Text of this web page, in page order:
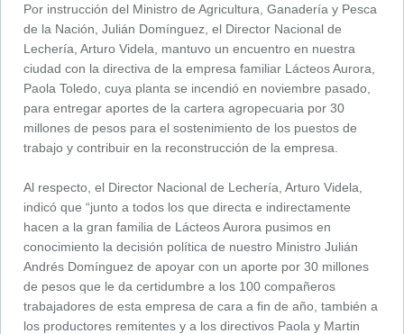
Por instrucción del Ministro de Agricultura, Ganadería y Pesca
de la Nación, Julián Domínguez, el Director Nacional de
Lechería, Arturo Videla, mantuvo un encuentro en nuestra
ciudad con la directiva de la empresa familiar Lácteos Aurora,
Paola Toledo, cuya planta se incendió en noviembre pasado,
para entregar aportes de la cartera agropecuaria por 30
millones de pesos para el sostenimiento de los puestos de
trabajo y contribuir en la reconstrucción de la empresa.
Al respecto, el Director Nacional de Lechería, Arturo Videla,
indicó que “junto a todos los que directa e indirectamente
hacen a la gran familia de Lácteos Aurora pusimos en
conocimiento la decisión política de nuestro Ministro Julián
Andrés Domínguez de apoyar con un aporte por 30 millones
de pesos que le da certidumbre a los 100 compañeros
trabajadores de esta empresa de cara a fin de año, también a
los productores remitentes y a los directivos Paola y Martin